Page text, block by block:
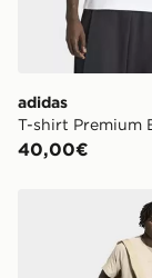
adidas
T-shirt Premium
40,00€
adidas T-shirt